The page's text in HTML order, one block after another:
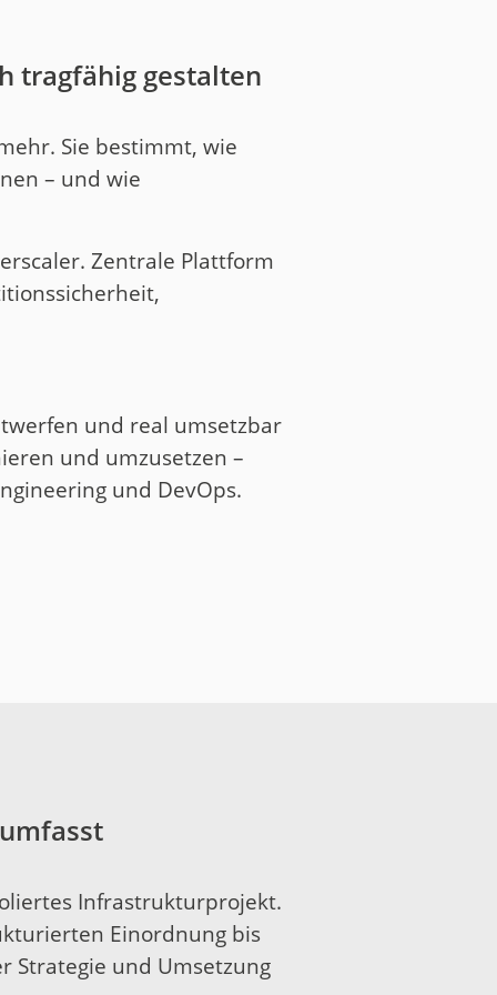
tragfähig gestalten
Sie bestimmt, wie
– und wie
Zentrale Plattform
und real umsetzbar
und umzusetzen –
und DevOps.
Infrastrukturprojekt.
Einordnung bis
Strategie und Umsetzung